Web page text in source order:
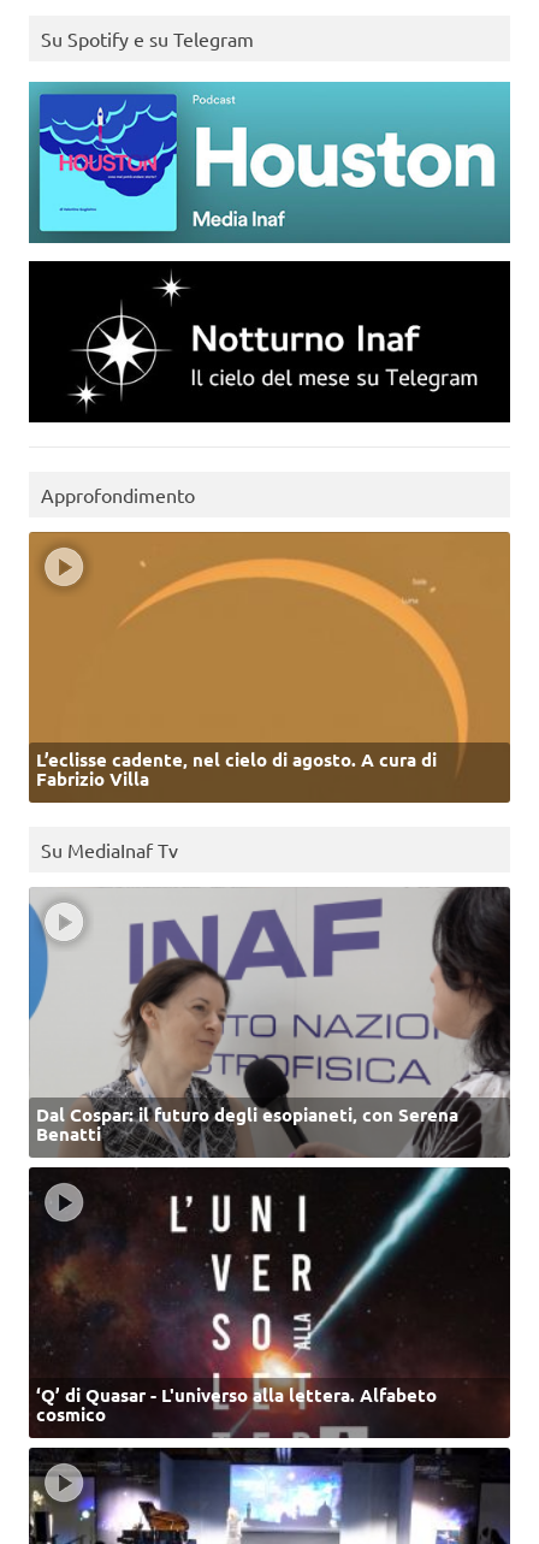
Su Spotify e su Telegram
Approfondimento
L’eclisse cadente, nel cielo di agosto. A cura di
Fabrizio Villa
Su MediaInaf Tv
Dal Cospar: il futuro degli esopianeti, con Serena
Benatti
‘Q’ di Quasar - L'universo alla lettera. Alfabeto
cosmico